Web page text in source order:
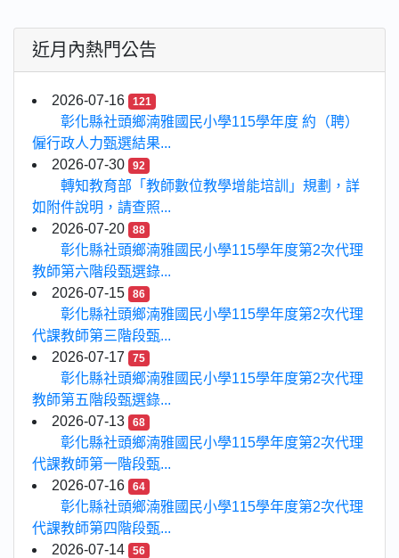
近月內熱門公告
2026-07-16 121
彰化縣社頭鄉湳雅國民小學115學年度 約（聘）
僱行政人力甄選結果...
2026-07-30
92
轉知教育部「教師數位教學增能培訓」規劃，詳
如附件說明，請查照...
2026-07-20
88
彰化縣社頭鄉湳雅國民小學115學年度第2次代理
教師第六階段甄選錄...
2026-07-15
86
彰化縣社頭鄉湳雅國民小學115學年度第2次代理
代課教師第三階段甄...
2026-07-17
75
彰化縣社頭鄉湳雅國民小學115學年度第2次代理
教師第五階段甄選錄...
2026-07-13
68
彰化縣社頭鄉湳雅國民小學115學年度第2次代理
代課教師第一階段甄...
2026-07-16
64
彰化縣社頭鄉湳雅國民小學115學年度第2次代理
代課教師第四階段甄...
2026-07-14
56